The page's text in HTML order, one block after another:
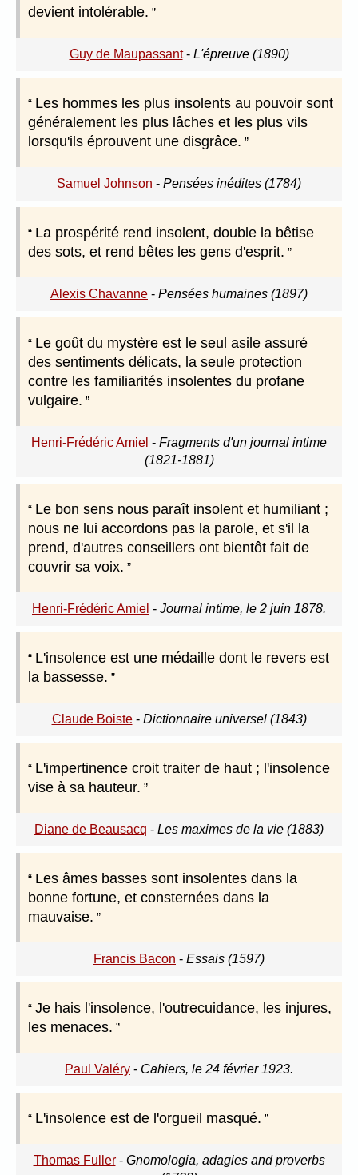
devient intolérable.
Guy de Maupassant- L'épreuve (1890)
Les hommes les plus insolents au pouvoir sont
généralement les plus lâches et les plus vils
lorsqu'ils éprouvent une disgrâce.
Samuel Johnson - Pensées inédites (1784)
La prospérité rend insolent, double la bêtise
des sots, et rend bêtes les gens d'esprit.
Alexis Chavanne - Pensées humaines (1897)
Le goût du mystère est le seul asile assuré
des sentiments délicats, la seule protection
contre les familiarités insolentes du profane
vulgaire.
Henri-Frédéric Amiel - Fragments d'un journal intime
(1821-1881)
Le bon sens nous paraît insolent et humiliant ;
nous ne lui accordons pas la parole, et s'il la
prend, d'autres conseillers ont bientôt fait de
couvrir sa voix.
Henri-Frédéric Amiel - Journal intime, le 2 juin 1878.
L'insolence est une médaille dont le revers est
la bassesse.
Claude Boiste- Dictionnaire universel (1843)
L'impertinence croit traiter de haut ; l'insolence
vise à sa hauteur.
Diane de Beausacq - Les maximes de la vie (1883)
Les âmes basses sont insolentes dans la
bonne fortune, et consternées dans la
mauvaise.
Francis Bacon - Essais (1597)
Je hais l'insolence, l'outrecuidance, les injures,
les menaces.
Paul Valéry - Cahiers, le 24 février 1923.
L'insolence est de l'orgueil masqué.
Thomas Fuller- Gnomologia, adagies and proverbs